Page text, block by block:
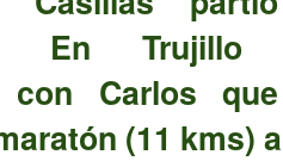
En Trujillo
con Carlos
(11 kms)